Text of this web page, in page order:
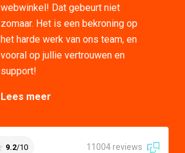
webwinkel! Dat gebeurt niet
zomaar. Het is een bekroning op
het harde werk van ons team, en
vooral op jullie vertrouwen en
support!
Lees meer
9.2/10 11004 reviews